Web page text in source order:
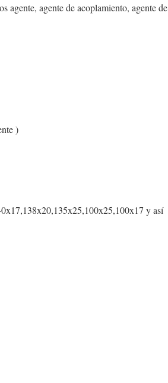
agente, agente de acoplamiento, agente de
)
y así